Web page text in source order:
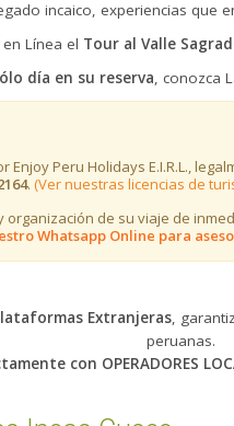
incaico, experiencias que
Línea el Tour al Valle
día en su reserva, conozca
Peru Holidays E.I.R.L.,
. (Ver nuestras licencias de
de su viaje de
Whatsapp Online para
Extranjeras,
peruanas.
con OPERADORES